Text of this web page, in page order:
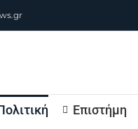
Επιστήμη